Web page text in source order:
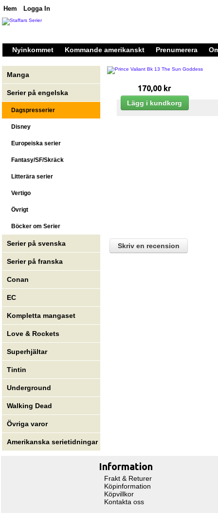
Hem Logga In
Nyinkommet Kommande amerikanskt Prenumerera
Manga
Serier på engelska
Dagspresserier
Disney
Europeiska serier
Fantasy/SF/Skräck
Litterära serier
Vertigo
Övrigt
Böcker om Serier
Serier på svenska
Serier på franska
Conan
EC
Kompletta mangaset
Love & Rockets
Superhjältar
Tintin
Underground
Walking Dead
Övriga varor
Amerikanska serietidningar
170,00 kr
Skriv en recension
Information
Frakt & Returer
Köpinformation
Köpvillkor
Kontakta oss